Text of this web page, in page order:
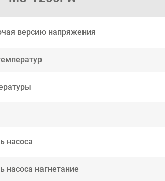
версию напряжения
насоса
насоса нагнетание